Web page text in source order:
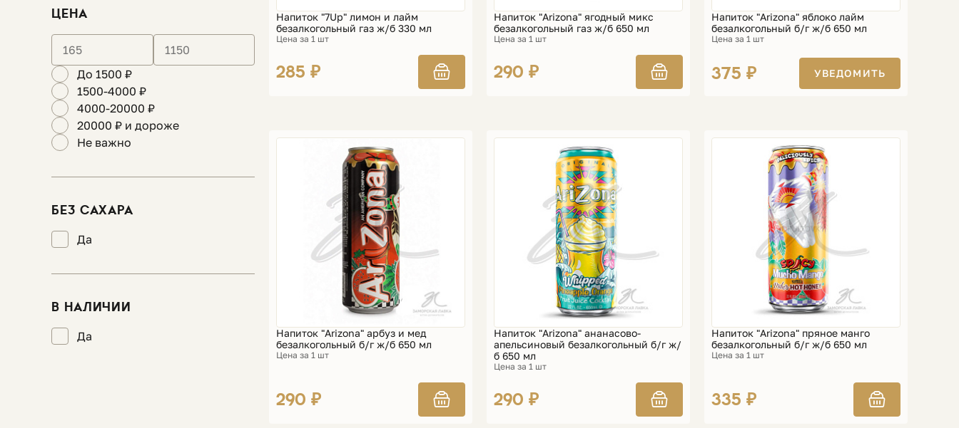
ЦЕНА
До 1500 ₽
1500-4000 ₽
4000-20000 ₽
20000 ₽ и дороже
Не важно
БЕЗ САХАРА
Да
В НАЛИЧИИ
Да
Напиток "7Up" лимон и лайм
безалкогольный газ ж/б 330 мл
Цена за 1 шт
285 ₽
Напиток "Arizona" ягодный микс
безалкогольный газ ж/б 650 мл
Цена за 1 шт
290 ₽
Напиток "Arizona" яблоко лайм
безалкогольный б/г ж/б 650 мл
Цена за 1 шт
375 ₽ УВЕДОМИТЬ
Напиток "Arizona" арбуз и мед
безалкогольный б/г ж/б 650 мл
Цена за 1 шт
290 ₽
Напиток "Arizona" ананасово-
апельсиновый безалкогольный б/г ж/
б 650 мл
Цена за 1 шт
290 ₽
Напиток "Arizona" пряное манго
безалкогольный б/г ж/б 650 мл
Цена за 1 шт
335 ₽